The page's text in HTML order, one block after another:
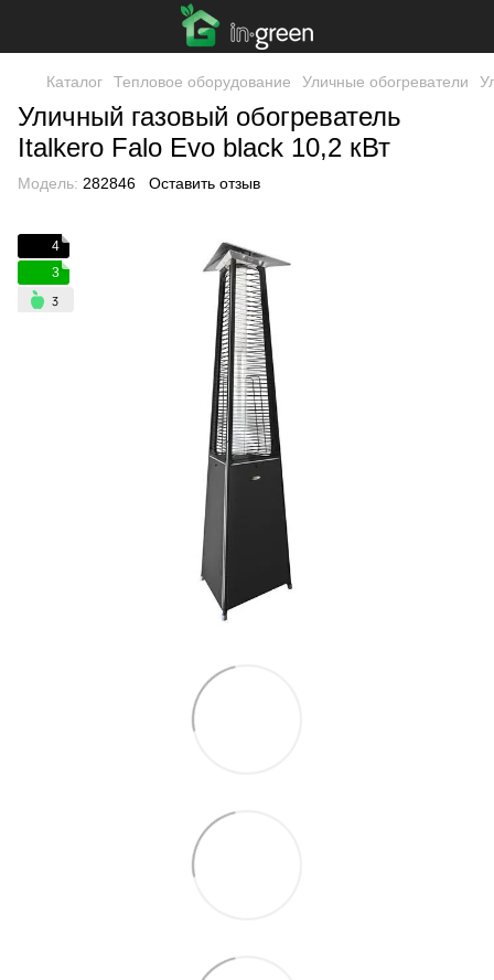
Каталог Тепловое оборудование Уличные обогреватели
Уличный газовый обогреватель
Italkero Falo Evo black 10,2 кВт
Модель: 282846 Оставить отзыв
4
3